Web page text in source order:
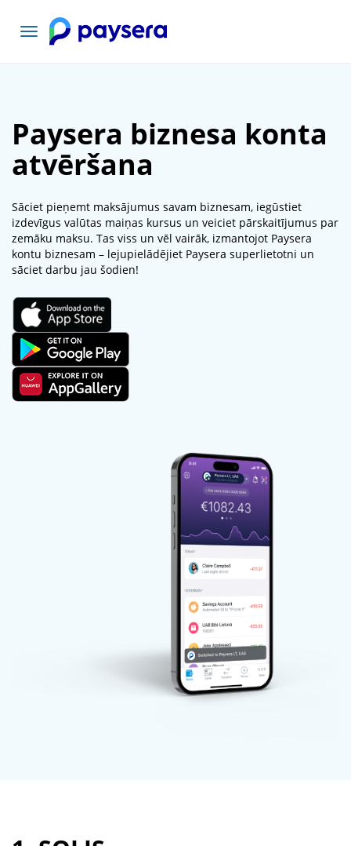
Pārslēgt
navigāciju
Paysera biznesa konta
atvēršana
Sāciet pieņemt maksājumus savam biznesam, iegūstiet
izdevīgus valūtas maiņas kursus un veiciet pārskaitījumus par
zemāku maksu. Tas viss un vēl vairāk, izmantojot Paysera
kontu biznesam – lejupielādējiet Paysera superlietotni un
sāciet darbu jau šodien!